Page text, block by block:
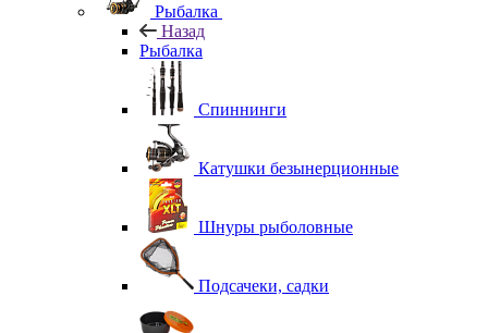
Рыбалка
Назад
Рыбалка
Спиннинги
Катушки безынерционные
Шнуры рыболовные
Подсачеки, садки